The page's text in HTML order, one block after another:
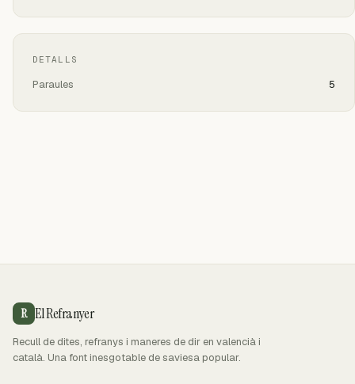
DETALLS
Paraules 5
R El Refranyer
Recull de dites, refranys i maneres de dir en valencià i
català. Una font inesgotable de saviesa popular.